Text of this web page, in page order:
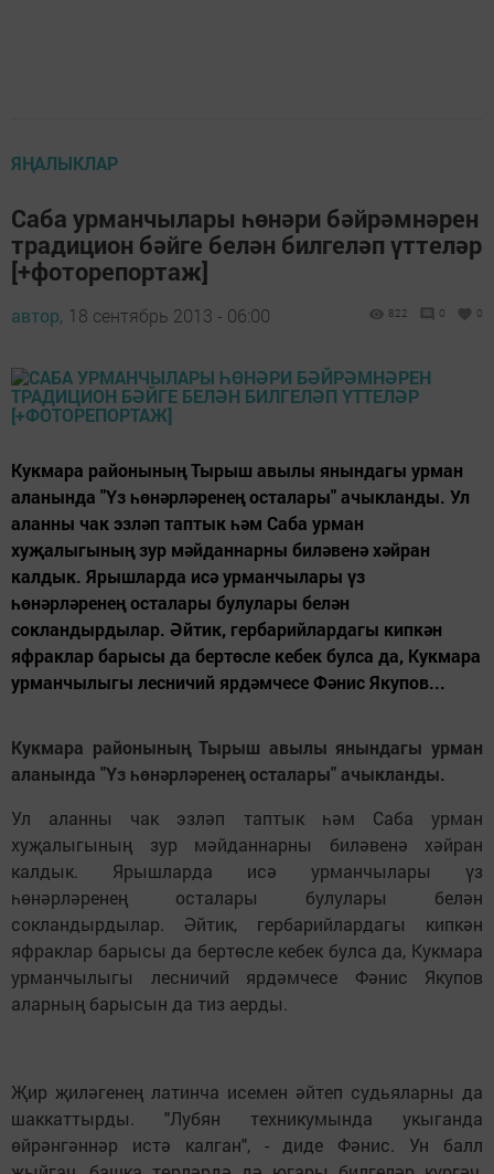
ЯҢАЛЫКЛАР
Саба урманчылары һөнәри бәйрәмнәрен
традицион бәйге белән билгеләп үттеләр
[+фоторепортаж]
автор, 18 сентябрь 2013 - 06:00 822 0 0
Кукмара районының Тырыш авылы янындагы урман
аланында "Үз һөнәрләренең осталары" ачык­ланды. Ул
аланны чак эзләп таптык һәм Саба урман
хуҗалыгының зур мәйданнарны биләвенә хәйран
калдык. Ярышларда исә урманчылары үз
һөнәрләренең осталары булулары белән
сокландырдылар. Әйтик, гербарийлардагы кипкән
яфраклар барысы да бертөсле кебек булса да, Кукмара
урманчылыгы лесничий ярдәмчесе Фәнис Якупов...
Кукмара районының Тырыш авылы янындагы урман
аланында "Үз һөнәрләренең осталары" ачык­ланды.
Ул аланны чак эзләп таптык һәм Саба урман
хуҗалыгының зур мәйданнарны биләвенә хәйран
калдык. Ярышларда исә урманчылары үз
һөнәрләренең осталары булулары белән
сокландырдылар. Әйтик, гербарийлардагы кипкән
яфраклар барысы да бертөсле кебек булса да, Кукмара
урманчылыгы лесничий ярдәмчесе Фәнис Якупов
аларның барысын да тиз аерды.
Җир җиләгенең латинча исемен әйтеп судьяларны да
шаккаттырды. "Лубян техникумында укыганда
өйрәнгәннәр истә калган", - диде Фәнис. Ун балл